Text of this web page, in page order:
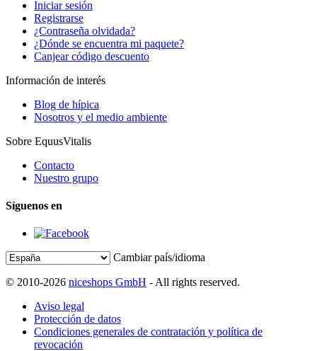
Iniciar sesión
Registrarse
¿Contraseña olvidada?
¿Dónde se encuentra mi paquete?
Canjear código descuento
Información de interés
Blog de hípica
Nosotros y el medio ambiente
Sobre EquusVitalis
Contacto
Nuestro grupo
Síguenos en
Cambiar país/idioma
© 2010-2026 niceshops GmbH - All rights reserved.
Aviso legal
Protección de datos
Condiciones generales de contratación y política de
revocación